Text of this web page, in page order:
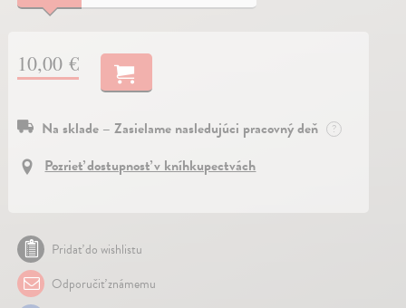
10,00 €
Na sklade – Zasielame nasledujúci pracovný deň ?
Pozrieť dostupnosť v kníhkupectvách
Pridať do wishlistu
Odporučiť známemu